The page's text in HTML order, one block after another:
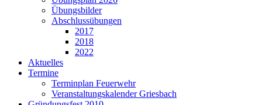
Übungsbilder
Abschlussübungen
2017
2018
2022
Aktuelles
Termine
Terminplan Feuerwehr
Veranstaltungskalender Griesbach